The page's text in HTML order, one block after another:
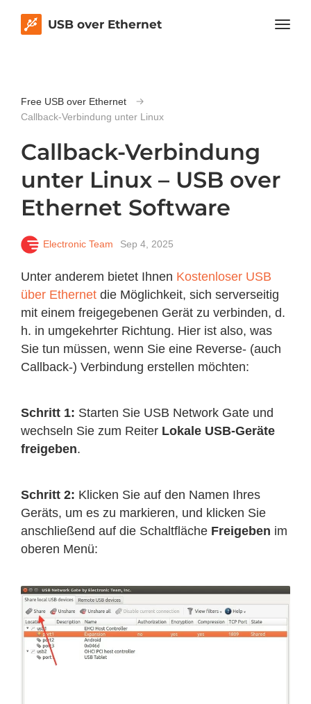
USB over Ethernet
Free USB over Ethernet
Callback-Verbindung unter Linux
Callback-Verbindung
unter Linux – USB over
Ethernet Software
Electronic Team Sep 4, 2025
Unter anderem bietet Ihnen Kostenloser USB
über Ethernet die Möglichkeit, sich serverseitig
mit einem freigegebenen Gerät zu verbinden, d.
h. in umgekehrter Richtung. Hier ist also, was
Sie tun müssen, wenn Sie eine Reverse- (auch
Callback-) Verbindung erstellen möchten:
Schritt 1: Starten Sie USB Network Gate und
wechseln Sie zum Reiter Lokale USB-Geräte
freigeben.
Schritt 2: Klicken Sie auf den Namen Ihres
Geräts, um es zu markieren, und klicken Sie
anschließend auf die Schaltfläche Freigeben im
oberen Menü: